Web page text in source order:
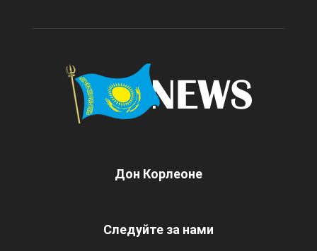
Дон Корлеоне
Следуйте за нами